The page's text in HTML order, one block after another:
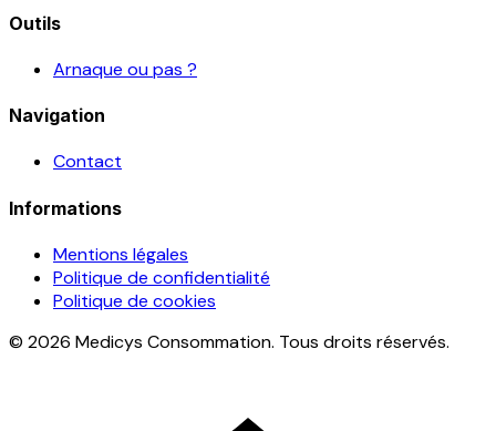
Outils
Arnaque ou pas ?
Navigation
Contact
Informations
Mentions légales
Politique de confidentialité
Politique de cookies
© 2026 Medicys Consommation. Tous droits réservés.